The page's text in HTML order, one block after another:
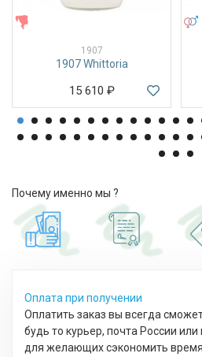
1907
1907 Whittoria
15 610 ₽
Почему именно мы ?
Оплата при получении
Оплатить заказ вы всегда
будь то курьер, почта России
для желающих сэкономить